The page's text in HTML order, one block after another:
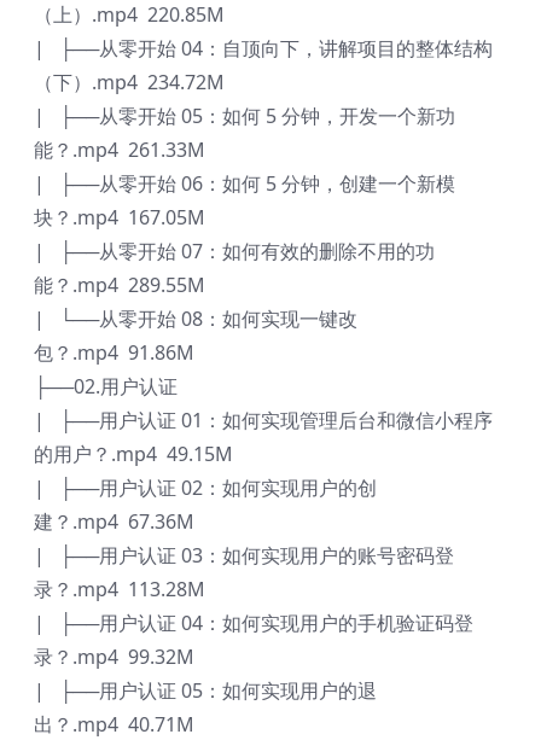
（上）.mp4 220.85M
| ├──从零开始 04：自顶向下，讲解项目的整体结构
（下）.mp4 234.72M
| ├──从零开始 05：如何 5 分钟，开发一个新功
能？.mp4 261.33M
| ├──从零开始 06：如何 5 分钟，创建一个新模
块？.mp4 167.05M
| ├──从零开始 07：如何有效的删除不用的功
能？.mp4 289.55M
| └──从零开始 08：如何实现一键改
包？.mp4 91.86M
├──02.用户认证
| ├──用户认证 01：如何实现管理后台和微信小程序
的用户？.mp4 49.15M
| ├──用户认证 02：如何实现用户的创
建？.mp4 67.36M
| ├──用户认证 03：如何实现用户的账号密码登
录？.mp4 113.28M
| ├──用户认证 04：如何实现用户的手机验证码登
录？.mp4 99.32M
| ├──用户认证 05：如何实现用户的退
出？.mp4 40.71M